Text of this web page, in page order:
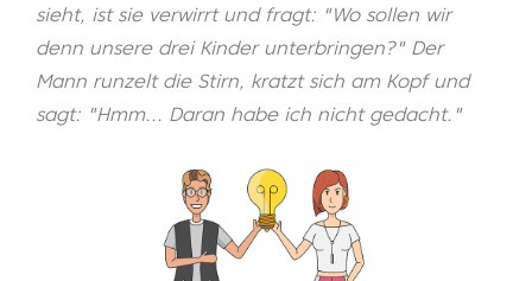
sieht, ist sie verwirrt und fragt: "Wo sollen wir
denn unsere drei Kinder unterbringen?" Der
Mann runzelt die Stirn, kratzt sich am Kopf und
sagt: "Hmm... Daran habe ich nicht gedacht."